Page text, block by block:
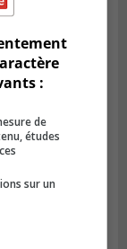
:
de
études
sur un